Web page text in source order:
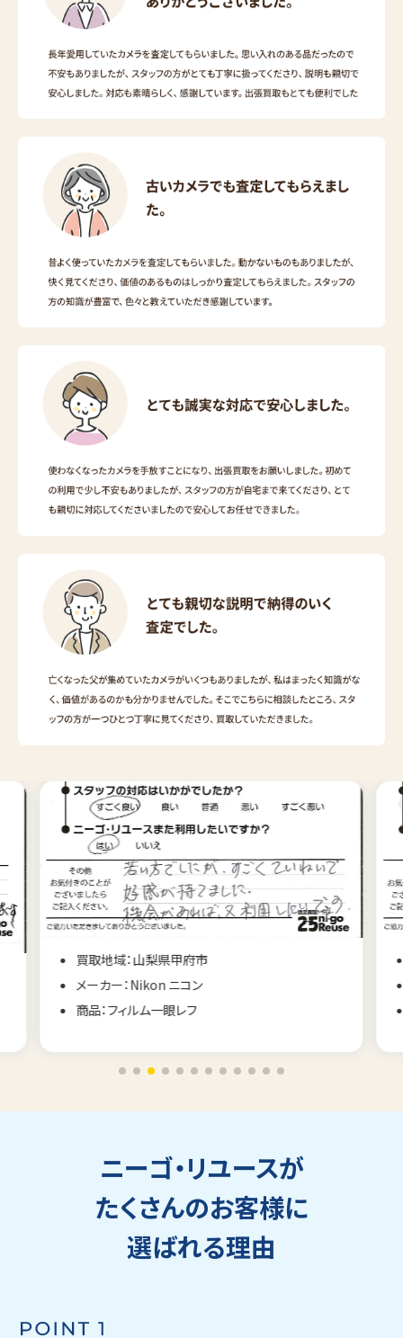
買取地域：山梨県甲府市
メーカー：Nikon ニコン
商品：フィルム一眼レフ
ニーゴ・リユースが
たくさんのお客様に
選ばれる理由